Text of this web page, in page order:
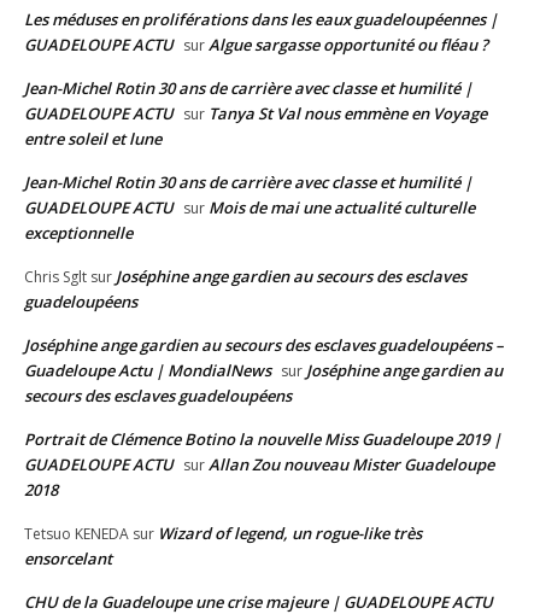
Les méduses en proliférations dans les eaux guadeloupéennes |
GUADELOUPE ACTU surAlgue sargasse opportunité ou fléau ?
Jean-Michel Rotin 30 ans de carrière avec classe et humilité |
GUADELOUPE ACTU sur Tanya St Val nous emmène en Voyage
entre soleil et lune
Jean-Michel Rotin 30 ans de carrière avec classe et humilité |
GUADELOUPE ACTU sur Mois de mai une actualité culturelle
exceptionnelle
Chris Sglt sur Joséphine ange gardien au secours des esclaves
guadeloupéens
Joséphine ange gardien au secours des esclaves guadeloupéens –
Guadeloupe Actu | MondialNews sur Joséphine ange gardien au
secours des esclaves guadeloupéens
Portrait de Clémence Botino la nouvelle Miss Guadeloupe 2019 |
GUADELOUPE ACTU surAllan Zou nouveau Mister Guadeloupe
2018
Tetsuo KENEDA sur Wizard of legend, un rogue-like très
ensorcelant
CHU de la Guadeloupe une crise majeure | GUADELOUPE ACTU